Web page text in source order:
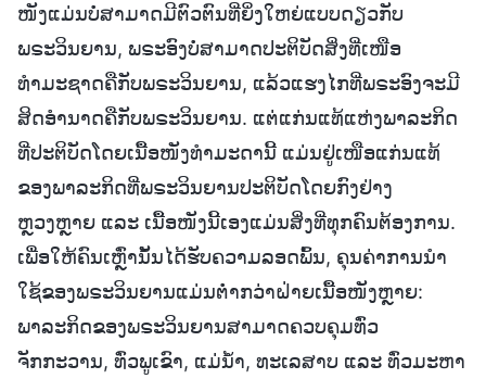
ໜັງແມ່ນບໍ່ສາມາດມີຕົວຕົນທີ່ຍິ່ງໃຫຍ່ແບບດຽວກັບ
ພຣະວິນຍານ, ພຣະອົງບໍ່ສາມາດປະຕິບັດສິ່ງທີ່ເໜືອ
ທຳມະຊາດຄືກັບພຣະວິນຍານ, ແລ້ວແຮງໄກທີ່ພຣະອົງຈະມີ
ສິດອຳນາດຄືກັບພຣະວິນຍານ. ແຕ່ແກ່ນແທ້ແຫ່ງພາລະກິດ
ທີ່ປະຕິບັດໂດຍເນື້ອໜັງທຳມະດານີ້ ແມ່ນຢູ່ເໜືອແກ່ນແທ້
ຂອງພາລະກິດທີ່ພຣະວິນຍານປະຕິບັດໂດຍກົງຢ່າງ
ຫຼວງຫຼາຍ ແລະ ເນື້ອໜັງນີ້ເອງແມ່ນສິ່ງທີ່ທຸກຄົນຕ້ອງການ.
ເພື່ອໃຫ້ຄົນເຫຼົ່ານັ້ນໄດ້ຮັບຄວາມລອດພົ້ນ, ຄຸນຄ່າການນໍາ
ໃຊ້ຂອງພຣະວິນຍານແມ່ນຕໍ່າກວ່າຝ່າຍເນື້ອໜັງຫຼາຍ:
ພາລະກິດຂອງພຣະວິນຍານສາມາດຄວບຄຸມທົ່ວ
ຈັກກະວານ, ທົ່ວພູເຂົາ, ແມ່ນໍ້າ, ທະເລສາບ ແລະ ທົ່ວມະຫາ